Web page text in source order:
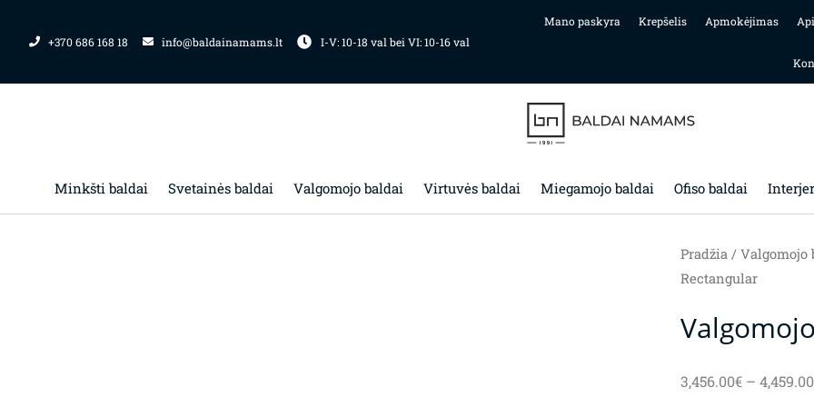
+370 686 168 18 info@baldainamams.lt I-V: 10-18 val bei VI: 10-16 val
Mano paskyra Krepšelis Apmokėjimas
Minkšti baldai Svetainės baldai Valgomojo baldai Virtuvės baldai Miegamojo baldai Ofiso baldai
Pradžia/ Valgomojo
Rectangular
3,456.00€ – 4,459.00